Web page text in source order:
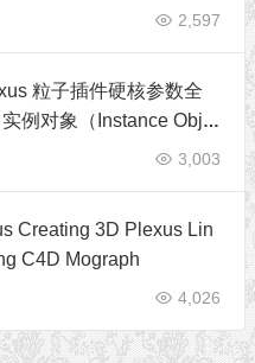
）
2,597
粒子插件硬核参数全
例对象（Instance Obje
3,003
Creating 3D Plexus Lin
C4D Mograph
4,026